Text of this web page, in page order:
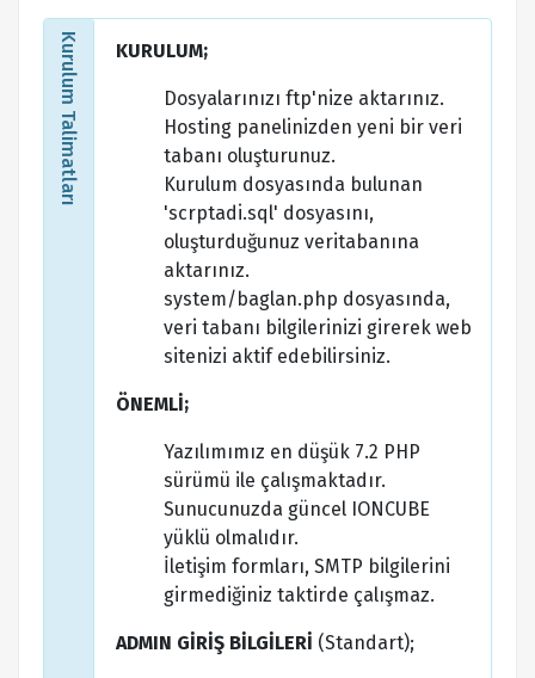
Kurulum Talimatları KURULUM;
Dosyalarınızı ftp'nize aktarınız.
Hosting panelinizden yeni bir veri
tabanı oluşturunuz.
Kurulum dosyasında bulunan
'scrptadi.sql' dosyasını,
oluşturduğunuz veritabanına
aktarınız.
system/baglan.php dosyasında,
veri tabanı bilgilerinizi girerek web
sitenizi aktif edebilirsiniz.
ÖNEMLİ;
Yazılımımız en düşük 7.2 PHP
sürümü ile çalışmaktadır.
Sunucunuzda güncel IONCUBE
yüklü olmalıdır.
İletişim formları, SMTP bilgilerini
girmediğiniz taktirde çalışmaz.
ADMIN GİRİŞ BİLGİLERİ (Standart);